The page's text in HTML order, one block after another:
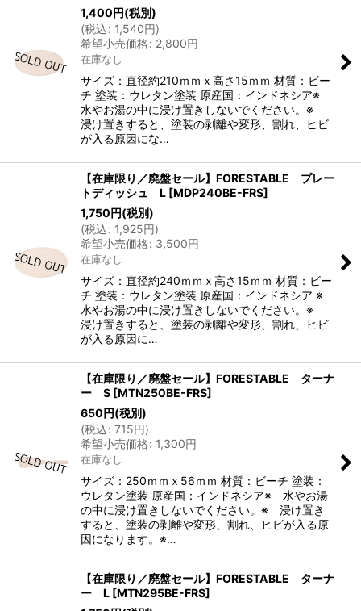
1,400円(税別)
(税込: 1,540円)
希望小売価格: 2,800円
在庫なし
サイズ：直径約210ｍｍｘ高さ15ｍｍ 材質：ビー
チ 塗装：ウレタン塗装 原産国：インドネシア※
水やお湯の中に浸け置きしないでください。※
浸け置きすると、塗装の剥離や変形、割れ、ヒビ
が入る原因にな…
【在庫限り／廃盤セール】FORESTABLE プレー
トディッシュ L [MDP240BE-FRS]
1,750円(税別)
(税込: 1,925円)
希望小売価格: 3,500円
在庫なし
サイズ：直径約240ｍｍｘ高さ15ｍｍ 材質：ビー
チ 塗装：ウレタン塗装 原産国：インドネシア ※
水やお湯の中に浸け置きしないでください。※
浸け置きすると、塗装の剥離や変形、割れ、ヒビ
が入る原因に…
【在庫限り／廃盤セール】FORESTABLE ターナ
ー S [MTN250BE-FRS]
650円(税別)
(税込: 715円)
希望小売価格: 1,300円
在庫なし
サイズ：250ｍｍｘ56ｍｍ 材質：ビーチ 塗装：
ウレタン塗装 原産国：インドネシア※ 水やお湯
の中に浸け置きしないでください。※ 浸け置き
すると、塗装の剥離や変形、割れ、ヒビが入る原
因になります。※…
【在庫限り／廃盤セール】FORESTABLE ターナ
ー L [MTN295BE-FRS]